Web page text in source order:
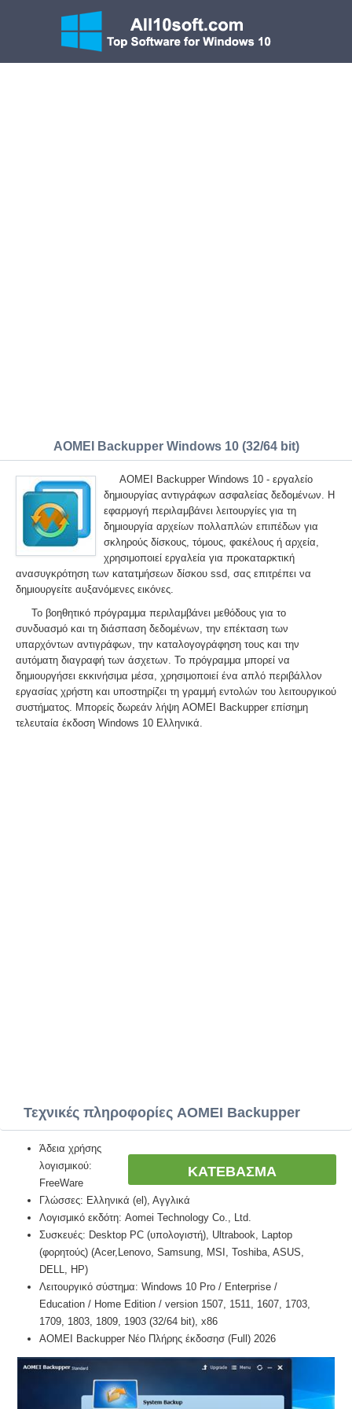
AOMEI Backupper Windows 10 (32/64 bit)
AOMEI Backupper Windows 10 - εργαλείο
δημιουργίας αντιγράφων ασφαλείας δεδομένων. Η
εφαρμογή περιλαμβάνει λειτουργίες για τη
δημιουργία αρχείων πολλαπλών επιπέδων για
σκληρούς δίσκους, τόμους, φακέλους ή αρχεία,
χρησιμοποιεί εργαλεία για προκαταρκτική
ανασυγκρότηση των κατατμήσεων δίσκου ssd, σας επιτρέπει να
δημιουργείτε αυξανόμενες εικόνες.
Το βοηθητικό πρόγραμμα περιλαμβάνει μεθόδους για το
συνδυασμό και τη διάσπαση δεδομένων, την επέκταση των
υπαρχόντων αντιγράφων, την καταλογογράφηση τους και την
αυτόματη διαγραφή των άσχετων. Το πρόγραμμα μπορεί να
δημιουργήσει εκκινήσιμα μέσα, χρησιμοποιεί ένα απλό περιβάλλον
εργασίας χρήστη και υποστηρίζει τη γραμμή εντολών του λειτουργικού
συστήματος. Μπορείς δωρεάν λήψη AOMEI Backupper επίσημη
τελευταία έκδοση Windows 10 Ελληνικά.
Τεχνικές πληροφορίες AOMEI Backupper
ΚΑΤΕΒΑΣΜΑ
Άδεια χρήσης
λογισμικού:
FreeWare
Γλώσσες: Ελληνικά (el), Αγγλικά
Λογισμικό εκδότη: Aomei Technology Co., Ltd.
Συσκευές: Desktop PC (υπολογιστή), Ultrabook, Laptop
(φορητούς) (Acer,Lenovo, Samsung, MSI, Toshiba, ASUS,
DELL, HP)
Λειτουργικό σύστημα: Windows 10 Pro / Enterprise /
Education / Home Edition / version 1507, 1511, 1607, 1703,
1709, 1803, 1809, 1903 (32/64 bit), x86
AOMEI Backupper Νέο Πλήρης έκδοσησ (Full) 2026